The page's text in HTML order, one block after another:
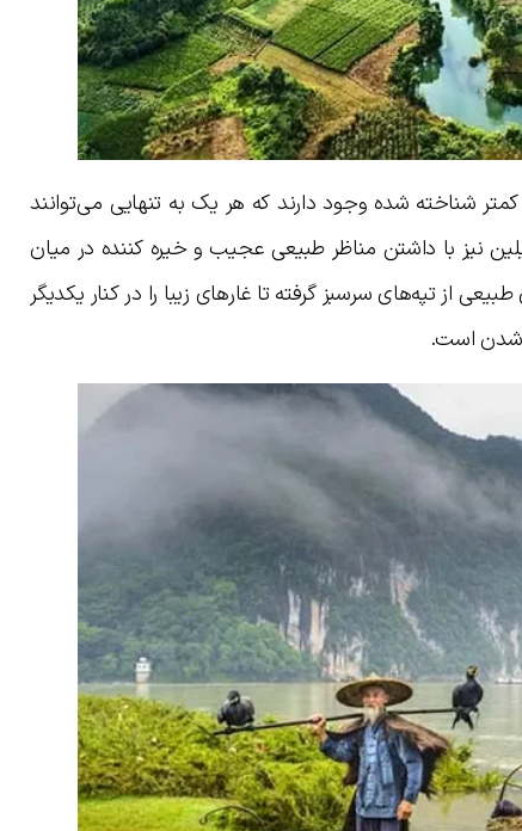
شناخته شده وجود دارند که هر یک به تنهایی می‌توانند
نیز با داشتن مناظر طبیعی عجیب و خیره کننده در میان
از تپه‌های سرسبز گرفته تا غارهای زیبا را در کنار یکدیگر
شدن است.